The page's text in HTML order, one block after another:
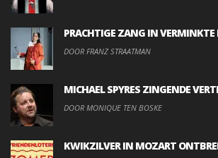
PRACHTIGE ZANG IN VERMINKTE
DOOR FRANZ STRAATMAN
MICHAEL SPYRES ZINGENDE
DOOR MONIQUE TEN BOSKE
KWIKZILVER IN MOZART